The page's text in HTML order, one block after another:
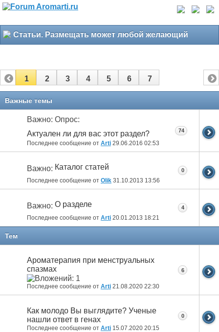
Статьи. Размещать может любой желающий
1 2 3 4 5 6 7
Важные темы
Важно: Опрос:
Актуален ли для вас этот раздел?
Последнее сообщение от Arti 29.06.2016 02:53
74
Важно: Каталог статей
Последнее сообщение от Olik 31.10.2013 13:56
0
Важно: О разделе
Последнее сообщение от Arti 20.01.2013 18:21
4
Тем
Ароматерапия при менструальных
спазмах
Последнее сообщение от Arti 21.08.2020 22:30
6
Как молодо Вы выглядите? Ученые
нашли ответ в генах
Последнее сообщение от Arti 15.07.2020 20:15
0